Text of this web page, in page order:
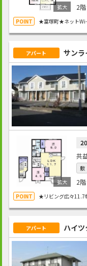
2階
★富塚町★ネット
アパート サン
敷
2階
★リビング広々11.7
アパート ハイ